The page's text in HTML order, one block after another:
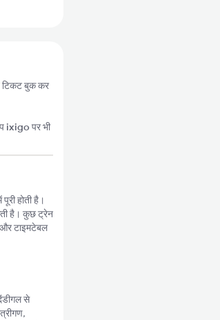
टिकट बुक कर
ixigoपर भी
होती है।
है। कुछ ट्रेन
टाइमटेबल
से